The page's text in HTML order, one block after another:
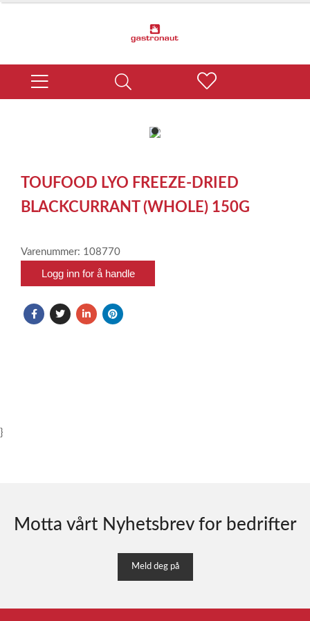
item
of
1
TOUFOOD LYO FREEZE-DRIED
BLACKCURRANT (WHOLE) 150G
Varenummer: 108770
Logg inn for å handle
}
Motta vårt Nyhetsbrev for bedrifter
Meld deg på